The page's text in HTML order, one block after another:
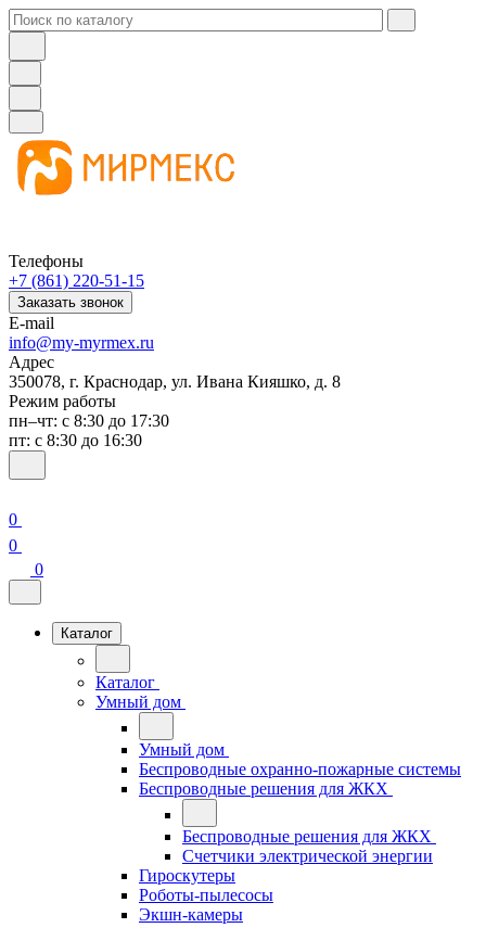
Телефоны
+7 (861) 220-51-15
Заказать звонок
E-mail
info@my-myrmex.ru
Адрес
350078, г. Краснодар, ул. Ивана Кияшко, д. 8
Режим работы
пн–чт: с 8:30 до 17:30
пт: с 8:30 до 16:30
0
0
0
Каталог
Каталог
Умный дом
Умный дом
Беспроводные охранно-пожарные системы
Беспроводные решения для ЖКХ
Беспроводные решения для ЖКХ
Счетчики электрической энергии
Гироскутеры
Роботы-пылесосы
Экшн-камеры